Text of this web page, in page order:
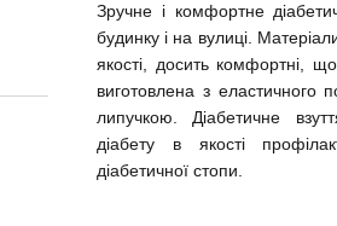
Зручне і комфортне
будинку і на вулиці.
якості, досить комфортні,
виготовлена з еластичного
липучкою. Діабетичне
діабету в якості
діабетичної стопи.